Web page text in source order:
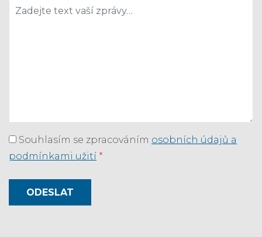
Souhlasím se zpracováním osobních údajů a
podmínkami užití *
ODESLAT